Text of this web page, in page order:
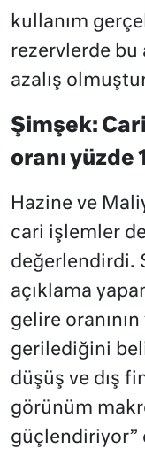
kullanım
rezervlerde bu
azalış
Şimşek:
oranı yüzde
Hazine ve
cari işlemler
değerlendirdi.
açıklama
gelire oranının
gerilediğini
düşüş ve dış
görünüm
güçlendiriyor”